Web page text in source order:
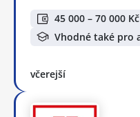
45 000 – 70 000 Kč
Vhodné také pro
včerejší